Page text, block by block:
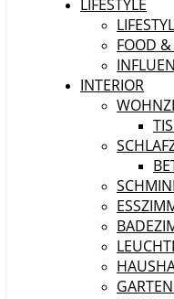
LIFESTYLE
FOOD
INTERIOR